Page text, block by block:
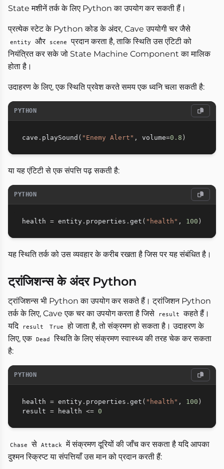
State मशीनें तर्क के लिए Python का उपयोग कर सकती हैं।
प्रत्येक स्टेट के Python कोड के अंदर, Cave उपयोगी चर जैसे
entity और scene प्रदान करता है, ताकि स्थिति उस एंटिटी को
नियंत्रित कर सके जो State Machine Component का मालिक
होता है।
उदाहरण के लिए, एक स्थिति प्रवेश करते समय एक ध्वनि चला सकती है:
PYTHON
cave . playSound ( "Enemy Alert" , volume=0.8 )
या यह एंटिटी से एक संपत्ति पढ़ सकती है:
PYTHON
health = entity . properties . get ( "health" , 100 )
यह स्थिति तर्क को उस व्यवहार के करीब रखता है जिस पर यह संबंधित है।
ट्रांजिशन्स के अंदर Python
ट्रांजिशन्स भी Python का उपयोग कर सकते हैं। ट्रांजिशन Python
तर्क के लिए, Cave एक चर का उपयोग करता है जिसे
result कहते हैं।
यदि
result True हो जाता है, तो संक्रमण हो सकता है। उदाहरण के
लिए, एक Dead
स्थिति के लिए संक्रमण स्वास्थ्य की तरह चेक कर सकता
है:
PYTHON
health = entity . properties . get ( "health" , 100 )
result = health <= 0
Chase से Attack में संक्रमण दूरियों की जाँच कर सकता है यदि आपका
दुश्मन स्क्रिप्ट या संपत्तियाँ उस मान को प्रदान करती हैं: